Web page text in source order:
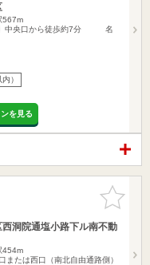
567m
】中央口から徒歩約7分 名
）
を見る
お気に入
りに追加
洞院通塩小路下ル南不動
454m
または西口（南北自由通路側）